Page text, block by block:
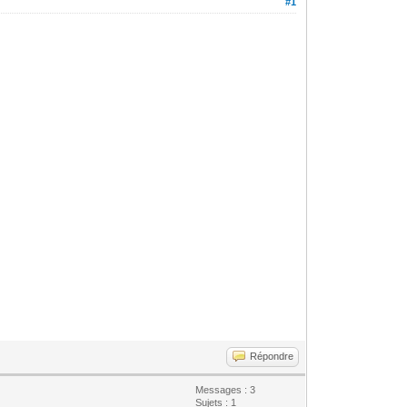
Répondre
Messages : 3
Sujets : 1